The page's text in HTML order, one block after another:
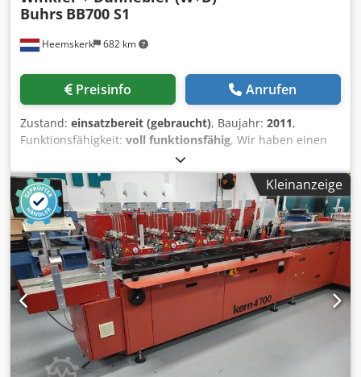
Heemskerk 682 km
Buhrs BB700 S1
Preisinfo Anrufen
Zustand: einsatzbereit (gebraucht), Baujahr: 2011,
Funktionsfähigkeit: voll funktionsfähig, Wir haben einen
W+D (Buhrs ITM) BB700 16K S1 baujahr 2011 servo
kuvertiersystem verfuegbar! Stand der dingen bei diesen
maschine ist sehr gut weill diese maschine hat immer
notwendige wartung bekommen und nur 21 million
Umschlagen verarbeitet. Diese maschine ist komplett
vorbereitet auf einen Mueller Apparatebau oder KERN
transaktionelles system kanal fuer
einziehen/lesen/sammeln/falzen von A4 dokumenten. In so
einen konfiguration koennen wir auch ein gebrauchte
Mueller kanal sogar ausgestattet fuer endlos verarbeitung,
komplette mit abwickler, schneider und merger anbieten.
Diese muss man nicht dazu kaufen.....aber kann. Baujahr:
2011 Dkjdpfxjwml S Ej Abfor Konfiguration: - 6 stationen
Kleinanzeige